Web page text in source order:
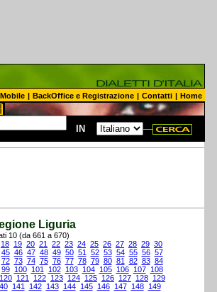
Mobile | BackOffice e Registrazione | Contatti | Home
IN
Liguria
10 (da 661 a 670)
18 19 20 21 22 23 24 25 26 27 28 29 30
45 46 47 48 49 50 51 52 53 54 55 56 57
72 73 74 75 76 77 78 79 80 81 82 83 84
99 100 101 102 103 104 105 106 107
108
120 121 122 123 124 125 126 127 128 129
141 142 143 144 145 146 147 148
149